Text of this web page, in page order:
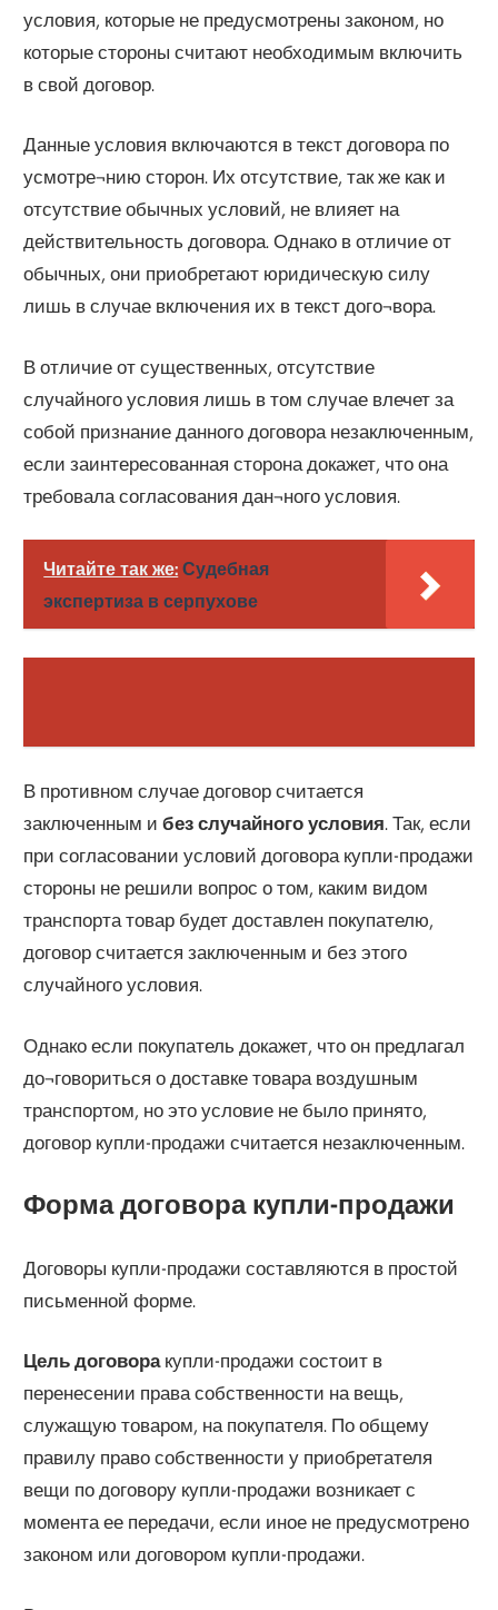
условия, которые не предусмотрены законом, но
которые стороны считают необходимым включить
в свой договор.
Данные условия включаются в текст договора по
усмотре¬нию сторон. Их отсутствие, так же как и
отсутствие обычных условий, не влияет на
действительность договора. Однако в отличие от
обычных, они приобретают юридическую силу
лишь в случае включения их в текст дого¬вора.
В отличие от существенных, отсутствие
случайного условия лишь в том случае влечет за
собой признание данного договора незаключенным,
если заинтересованная сторона докажет, что она
требовала согласования дан¬ного условия.
Читайте так же: Судебная
экспертиза в серпухове
В противном случае договор считается
заключенным ибез случайного условия. Так, если
при согласовании условий договора купли-продажи
стороны не решили вопрос о том, каким видом
транспорта товар будет доставлен покупателю,
договор считается заключенным и без этого
случайного условия.
Однако если покупатель докажет, что он предлагал
до¬говориться о доставке товара воздушным
транспортом, но это условие не было принято,
договор купли-продажи считается незаключенным.
Форма договора купли-продажи
Договоры купли-продажи составляются в простой
письменной форме.
Цель договоракупли-продажи состоит в
перенесении права собственности на вещь,
служащую товаром, на покупателя. По общему
правилу право собственности у приобретателя
вещи по договору купли-продажи возникает с
момента ее передачи, если иное не предусмотрено
законом или договором купли-продажи.